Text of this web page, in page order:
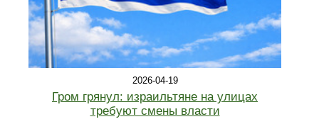
2026-04-19
Гром грянул: израильтяне на улицах
требуют смены власти